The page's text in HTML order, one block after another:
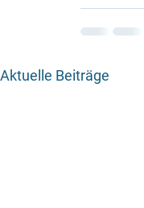
Aktuelle Beiträge